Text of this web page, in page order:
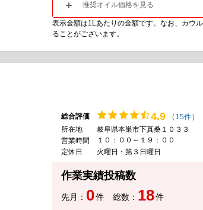
推奨オイル価格を見る
表示金額は1Lあたりの金額です。なお、カウ
ることがございます。
総合評価 4.9 ( 15件)
所在地
岐阜県本巣市下真桑１０３３
営業時間
１０：００～１９：００
定休日
火曜日・第３日曜日
作業実績投稿数
先月： 0件 総数： 18件